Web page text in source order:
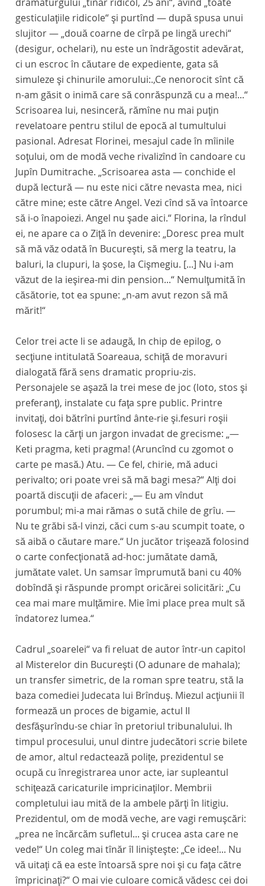
gesticulaţiile ridicole“ şi purtînd — după spusa unui
slujitor — „două coarne de cîrpă pe lingă urechi“
(desigur, ochelari), nu este un îndrăgostit adevărat,
ci un escroc în căutare de expediente, gata să
simuleze şi chinurile amorului:.,Ce nenorocit sînt că
n-am găsit o inimă care să conrăspunză cu a mea!...“
Scrisoarea lui, nesinceră, rămîne nu mai puţin
revelatoare pentru stilul de epocă al tumultului
pasional. Adresat Florinei, mesajul cade în mîinile
soţului, om de modă veche rivalizînd în candoare cu
Jupîn Dumitrache. „Scrisoarea asta — conchide el
după lectură — nu este nici către nevasta mea, nici
către mine; este către Angel. Vezi cînd să va întoarce
să i-o înapoiezi. Angel nu şade aici.“ Florina, la rîndul
ei, ne apare ca o Ziţă în devenire: „Doresc prea mult
să mă văz odată în Bucureşti, să merg la teatru, la
baluri, la clupuri, la şose, la Cişmegiu. [...] Nu i-am
văzut de la ieşirea-mi din pension...“ Nemulţumită în
căsătorie, tot ea spune: „n-am avut rezon să mă
mărit!“
Celor trei acte li se adaugă, In chip de epilog, o
secţiune intitulatăSoareaua, schiţă de moravuri
dialogată fără sens dramatic propriu-zis.
Personajele se aşază la trei mese de joc (loto, stos şi
preferanţ), instalate cu faţa spre public. Printre
invitaţi, doi bătrîni purtînd ânte-rie şi.fesuri roşii
folosesc la cărţi un jargon invadat de grecisme: „—
Keti pragma, keti pragma! (Aruncînd cu zgomot o
carte pe masă.) Atu. — Ce fel, chirie, mă aduci
perivalto; ori poate vrei să mă bagi mesa?“ Alţi doi
poartă discuţii de afaceri: „— Eu am vîndut
porumbul; mi-a mai rămas o sută chile de grîu. —
Nu te grăbi să-l vinzi, căci cum s-au scumpit toate, o
să aibă o căutare mare.“ Un jucător trişează folosind
o carte confecţionată ad-hoc: jumătate damă,
jumătate valet. Un samsar împrumută bani cu 40%
dobîndă şi răspunde prompt oricărei solicitări: „Cu
cea mai mare mulţămire. Mie îmi place prea mult să
îndatorez lumea.“
Cadrul „soarelei“ va fi reluat de autor într-un capitol
al Misterelor din Bucureşti (O adunare de mahala);
un transfer simetric, de la roman spre teatru, stă la
baza comediei Judecata lui Brînduş. Miezul acţiunii îl
formează un proces de bigamie, actul II
desfăşurîndu-se chiar în pretoriul tribunalului. Ih
timpul procesului, unul dintre judecători scrie bilete
de amor, altul redactează poliţe, prezidentul se
ocupă cu înregistrarea unor acte, iar supleantul
schiţează caricaturile impricinaţilor. Membrii
completului iau mită de la ambele părţi în litigiu.
Prezidentul, om de modă veche, are vagi remuşcări:
„prea ne încărcăm sufletul... şi crucea asta care ne
vede!“ Un coleg mai tînăr îl linişteşte: „Ce idee!... Nu
vă uitaţi că ea este întoarsă spre noi şi cu faţa către
împricinaţi?“ O mai vie culoare comică vădesc cei doi